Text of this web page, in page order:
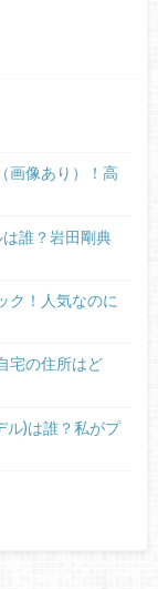
画像あり）！高
誰？岩田剛典
ク！人気なのに
宅の住所はど
ル)は誰？私がプ